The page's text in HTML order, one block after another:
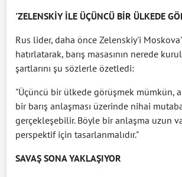
'ZELENSKİY İLE ÜÇÜNCÜ BİR ÜLKEDE
Rus lider, daha önce Zelenskiy'i
hatırlatarak, barış masasının nerede
şartlarını şu sözlerle özetledi:
"Üçüncü bir ülkede görüşmek mümkün,
bir barış anlaşması üzerinde nihai
gerçekleşebilir. Böyle bir anlaşma uzun
perspektif için tasarlanmalıdır."
SAVAŞ SONA YAKLAŞIYOR